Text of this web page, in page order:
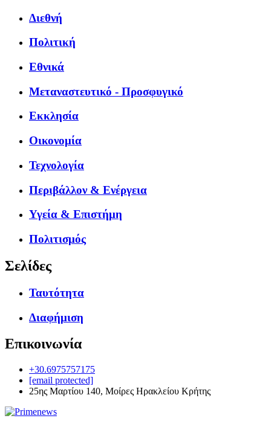
Διεθνή
Πολιτική
Εθνικά
Μεταναστευτικό - Προσφυγικό
Εκκλησία
Οικονομία
Τεχνολογία
Περιβάλλον & Ενέργεια
Υγεία & Επιστήμη
Πολιτισμός
Σελίδες
Ταυτότητα
Διαφήμιση
Επικοινωνία
+30.6975757175
[email protected]
25ης Μαρτίου 140, Μοίρες Ηρακλείου Κρήτης